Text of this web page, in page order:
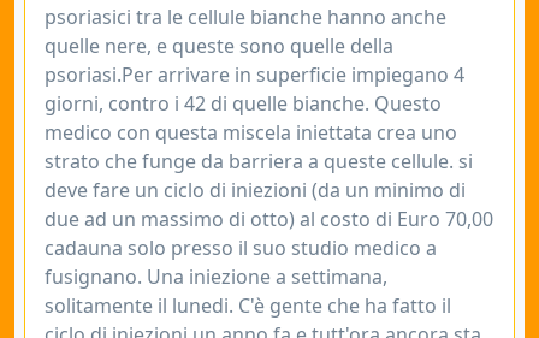
psoriasici tra le cellule bianche hanno anche
quelle nere, e queste sono quelle della
psoriasi.Per arrivare in superficie impiegano 4
giorni, contro i 42 di quelle bianche. Questo
medico con questa miscela iniettata crea uno
strato che funge da barriera a queste cellule. si
deve fare un ciclo di iniezioni (da un minimo di
due ad un massimo di otto) al costo di Euro 70,00
cadauna solo presso il suo studio medico a
fusignano. Una iniezione a settimana,
solitamente il lunedi. C'è gente che ha fatto il